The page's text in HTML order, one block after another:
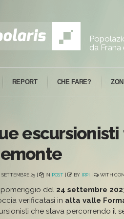
da
REPORT CHE FARE?
SETTEMBRE 25 | IN POST| BY IRPI | WITH
del 24 settembre
verificatasi in alta valle
che stava percorrendo il